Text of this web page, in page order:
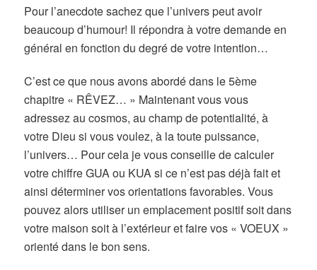
Pour l’anecdote sachez que l’univers peut avoir
beaucoup d’humour! Il répondra à votre demande en
général en fonction du degré de votre intention…
C’est ce que nous avons abordé dans le 5ème
chapitre « RÊVEZ… » Maintenant vous vous
adressez au cosmos, au champ de potentialité, à
votre Dieu si vous voulez, à la toute puissance,
l’univers… Pour cela je vous conseille de calculer
votre chiffre GUA ou KUA si ce n’est pas déjà fait et
ainsi déterminer vos orientations favorables. Vous
pouvez alors utiliser un emplacement positif soit dans
votre maison soit à l’extérieur et faire vos « VOEUX »
orienté dans le bon sens.